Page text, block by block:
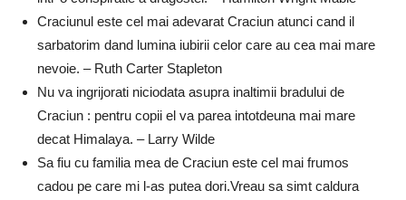
Craciunul este cel mai adevarat Craciun atunci cand il
sarbatorim dand lumina iubirii celor care au cea mai mare
nevoie. – Ruth Carter Stapleton
Nu va ingrijorati niciodata asupra inaltimii bradului de
Craciun : pentru copii el va parea intotdeuna mai mare
decat Himalaya. – Larry Wilde
Sa fiu cu familia mea de Craciun este cel mai frumos
cadou pe care mi l-as putea dori.Vreau sa simt caldura